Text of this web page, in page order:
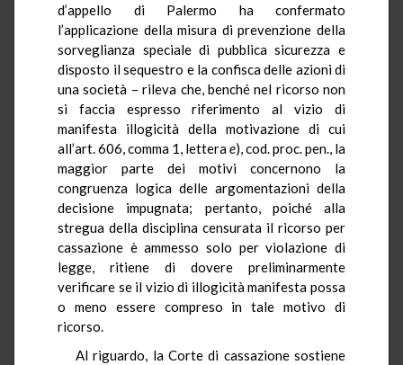
d’appello di Palermo ha confermato
l’applicazione della misura di prevenzione della
sorveglianza speciale di pubblica sicurezza e
disposto il sequestro e la confisca delle azioni di
una società – rileva che, benché nel ricorso non
si faccia espresso riferimento al vizio di
manifesta illogicità della motivazione di cui
all’art. 606, comma 1, letterae), cod. proc. pen., la
maggior parte dei motivi concernono la
congruenza logica delle argomentazioni della
decisione impugnata; pertanto, poiché alla
stregua della disciplina censurata il ricorso per
cassazione è ammesso solo per violazione di
legge, ritiene di dovere preliminarmente
verificare se il vizio di illogicità manifesta possa
o meno essere compreso in tale motivo di
ricorso.
Al riguardo, la Corte di cassazione sostiene